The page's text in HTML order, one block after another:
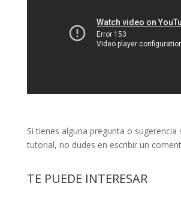
Si tienes alguna pregunta o sugerencia
tutorial, no dudes en escribir un
TE PUEDE INTERESAR